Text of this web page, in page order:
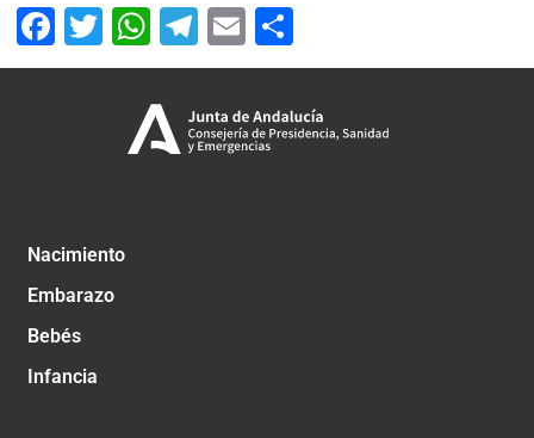
Facebook
Twitter
WhatsApp
Telegram
Email
Nacimiento
Embarazo
Bebés
Infancia